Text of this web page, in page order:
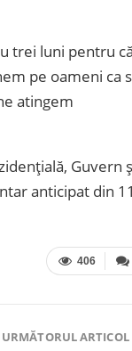
trei luni pentru
pe oameni ca
atingem
Guvern
anticipat din
406
URMĂTORUL ARTICOL